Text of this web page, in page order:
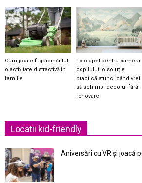
Cum poate fi grădinăritul
o activitate distractivă în
familie
Fototapet pentru camera
copilului: o soluție
practică atunci când vrei
să schimbi decorul fără
renovare
Locatii kid-friendly
Aniversări cu VR și joacă